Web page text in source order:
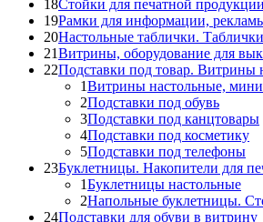
18Стойки для печатной
19Рамки для информации,
20Настольные таблички.
21Витрины, оборудование для
22Подставки под товар. Витрины
1Витрины настольные,
2Подставки под обувь
3Подставки под канцтовары
4Подставки под косметику
5Подставки под телефоны
23Буклетницы. Накопители для
1Буклетницы настольные
2Напольные буклетницы.
24Подставки для обуви в витрину